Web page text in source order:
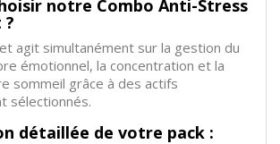
notre Combo Anti-Stress
agit simultanément sur la gestion du
émotionnel, la concentration et la
sommeil grâce à des actifs
sélectionnés.
détaillée de votre pack :